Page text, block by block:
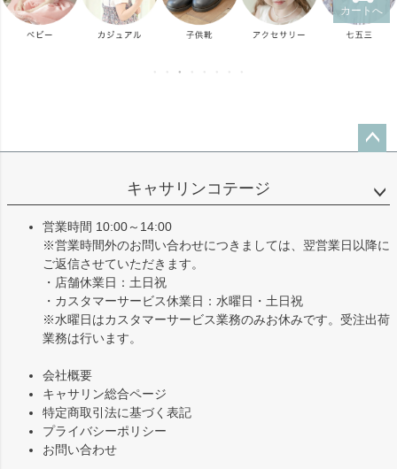
カートへ
ップ
キャサリンコテージ
営業時間 10:00～14:00
※営業時間外のお問い合わせにつきましては、翌営業日以降に
ご返信させていただきます。
・店舗休業日：土日祝
・カスタマーサービス休業日：水曜日・土日祝
※水曜日はカスタマーサービス業務のみお休みです。受注出荷
業務は行います。
会社概要
キャサリン総合ページ
特定商取引法に基づく表記
プライバシーポリシー
お問い合わせ